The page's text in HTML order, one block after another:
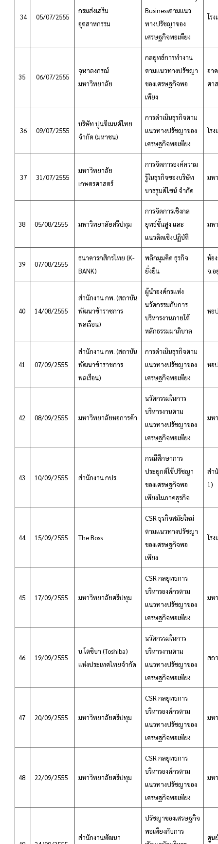
34 05/07/2555
กรมส่งเสริม
อุตสาหกรรม
Businessตามเเนว
ทางปรัชญาของ
เศรษฐกิจพอเพียง
โร
35 06/07/2555
จุฬาลงกรณ์
มหาวิทยาลัย
กลยุทธ์การทำงาน
ตามแนวทางปรัชญา
ของเศรษฐกิจพอ
เพียง
อา
ศา
36 09/07/2555
บริษัท ปูนซีเมนต์ไทย
จำกัด (มหาชน)
การดำเนินธุรกิจตาม
แนวทางปรัชญาของ
เศรษฐกิจพอเพียง
โร
37 31/07/2555
มหาวิทยาลัย
เกษตรศาสตร์
การจัดการองค์ความ
รู้ในธุรกิจของบริษัท
บาธรูมดีไซน์ จำกัด
มห
38 05/08/2555 มหาวิทยาลัยศรีปทุม
การจัดการเชิงกล
ยุทธ์ชั้นสูง และ
แนวคิดเชิงปฏิบัติ
มห
39 07/08/2555
ธนาคารกสิกรไทย (K-
BANK)
พลิกมุมคิด ธุรกิจ
ยั่งยืน
ห้อ
จ.อ
40 14/08/2555
สำนักงาน กพ. (สถาบัน
พัฒนาข้าราชการ
พลเรือน)
ผู้นำองค์กรแห่ง
นวัตกรรมกับการ
บริหารงานภายใต้
หลักธรรมมาภิบาล
หอ
41 07/09/2555
สำนักงาน กพ. (สถาบัน
พัฒนาข้าราชการ
พลเรือน)
การดำเนินธุรกิจตาม
แนวทางปรัชญาของ
เศรษฐกิจพอเพียง
หอ
42 08/09/2555 มหาวิทยาลัยหอการค้า
นวัตกรรมในการ
บริหารงานตาม
แนวทางปรัชญาของ
เศรษฐกิจพอเพียง
มห
43 10/09/2555 สำนักงาน กปร.
กรณีศึกษาการ
ประยุกต์ใช้ปรัชญา
ของเศรษฐกิจพอ
เพียงในภาคธุรกิจ
สำ
1)
44 15/09/2555 The Boss
CSR ธุรกิจสมัยใหม่
ตามแนวทางปรัชญา
ของเศรษฐกิจพอ
เพียง
โร
45 17/09/2555 มหาวิทยาลัยศรีปทุม
CSR กลยุทธการ
บริหารองค์กรตาม
แนวทางปรัชญาของ
เศรษฐกิจพอเพียง
มห
46 19/09/2555
บ.โตชิบา (Toshiba)
แห่งประเทศไทยจำกัด
นวัตกรรมในการ
บริหารงานตาม
แนวทางปรัชญาของ
เศรษฐกิจพอเพียง
สถ
47 20/09/2555 มหาวิทยาลัยศรีปทุม
CSR กลยุทธการ
บริหารองค์กรตาม
แนวทางปรัชญาของ
เศรษฐกิจพอเพียง
มห
48 22/09/2555 มหาวิทยาลัยศรีปทุม
CSR กลยุทธการ
บริหารองค์กรตาม
แนวทางปรัชญาของ
เศรษฐกิจพอเพียง
มห
สำนักงานพัฒนา
ปรัชญาของเศรษฐกิจ
พอเพียงกับการ
ศูน